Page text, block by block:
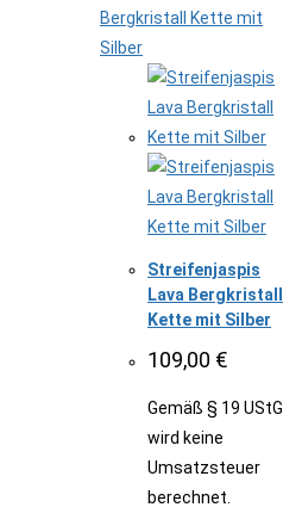
Streifenjaspis
Lava Bergkristall
Kette mit Silber
109,00 €
Gemäß § 19 UStG
wird keine
Umsatzsteuer
berechnet.